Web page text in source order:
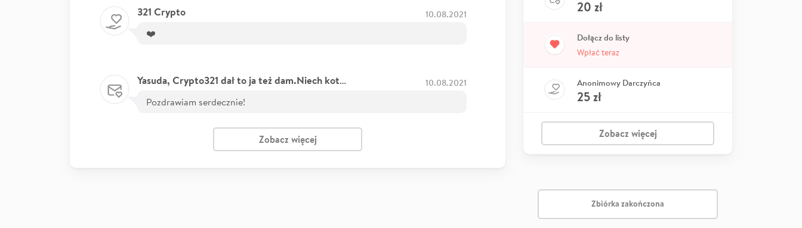
321 Crypto 10.08.2021
❤️
Yasuda, Crypto321 dał to ja też dam.Niech kotom żyje się dobrze! 10.08.2021
Pozdrawiam serdecznie!
Zobacz więcej
20 zł
Dołącz do listy
Wpłać teraz
Anonimowy Darczyńca
25zł
Zobacz więcej
Zbiórka zakończona